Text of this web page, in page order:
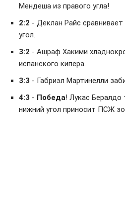
Мендеша из правого угла!
2:2 - Деклан Райс
угол.
3:2 - Ашраф Хакими
испанского кипера.
3:3 - Габриэл Мартинелли
4:3 - Победа! Лукас
нижний угол приносит ПСЖ